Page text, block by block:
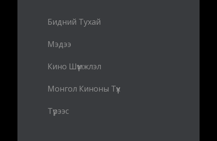
Бидний Тухай
Мэдээ
Кино Шүүмжлэл
Монгол Киноны Түүх
Түрээс